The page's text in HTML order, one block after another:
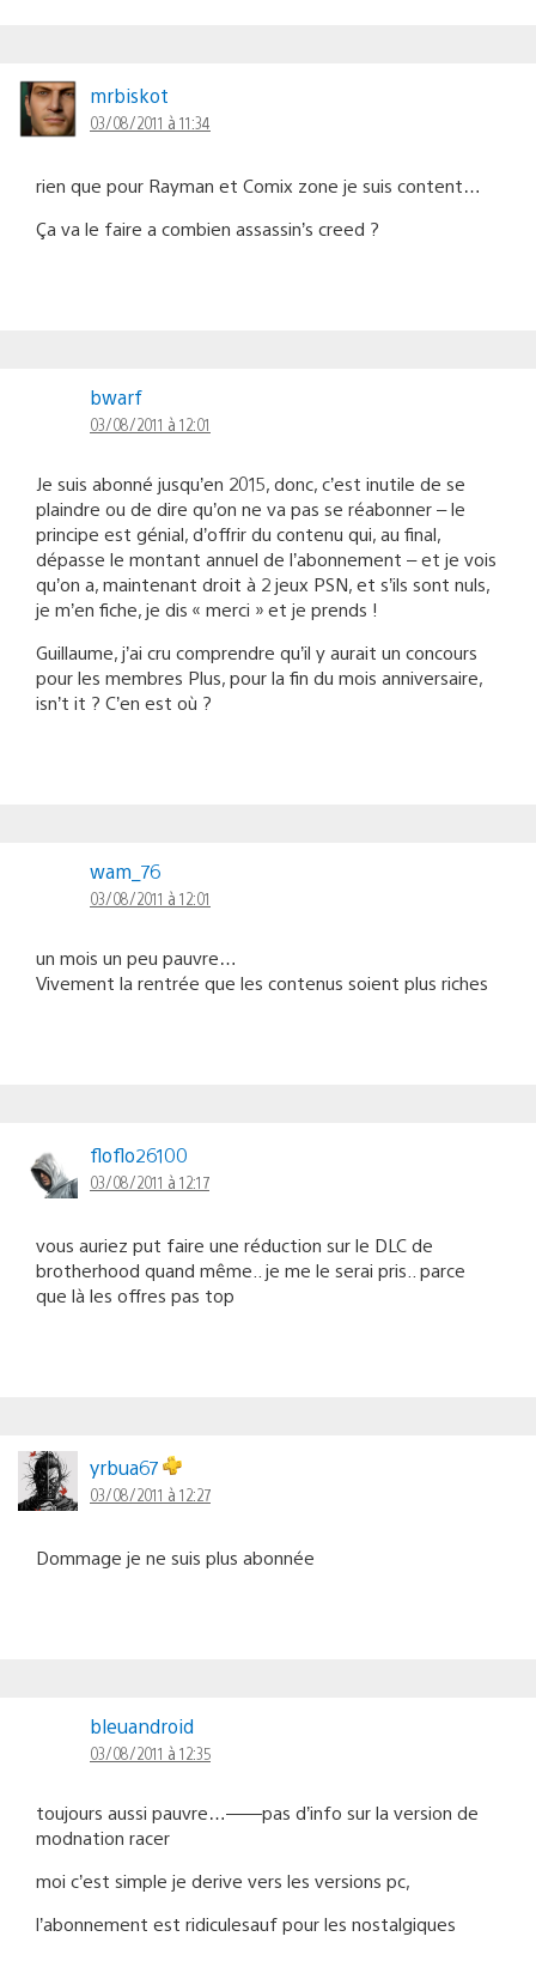
mrbiskot
03/08/2011 à 11:34
rien que pour Rayman et Comix zone je suis content…
Ça va le faire a combien assassin’s creed ?
bwarf
03/08/2011 à 12:01
Je suis abonné jusqu’en 2015, donc, c’est inutile de se
plaindre ou de dire qu’on ne va pas se réabonner – le
principe est génial, d’offrir du contenu qui, au final,
dépasse le montant annuel de l’abonnement – et je vois
qu’on a, maintenant droit à 2 jeux PSN, et s’ils sont nuls,
je m’en fiche, je dis « merci » et je prends !
Guillaume, j’ai cru comprendre qu’il y aurait un concours
pour les membres Plus, pour la fin du mois anniversaire,
isn’t it ? C’en est où ?
wam_76
03/08/2011 à 12:01
un mois un peu pauvre…
Vivement la rentrée que les contenus soient plus riches
floflo26100
03/08/2011 à 12:17
vous auriez put faire une réduction sur le DLC de
brotherhood quand même.. je me le serai pris.. parce
que là les offres pas top
yrbua67
03/08/2011 à 12:27
Dommage je ne suis plus abonnée
bleuandroid
03/08/2011 à 12:35
toujours aussi pauvre…——pas d’info sur la version de
modnation racer
moi c’est simple je derive vers les versions pc,
l’abonnement est ridiculesauf pour les nostalgiques